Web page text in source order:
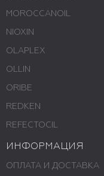
MOROCCANOIL
NIOXIN
OLAPLEX
OLLIN
ORIBE
REDKEN
REFECTOCIL
ИНФОРМАЦИЯ
ОПЛАТА И ДОСТАВКА